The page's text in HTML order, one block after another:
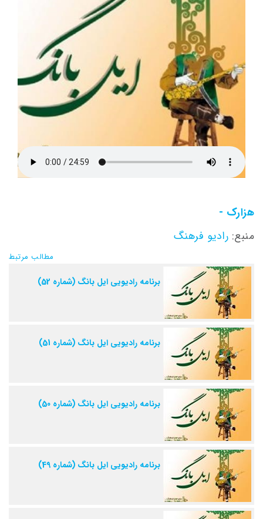
هزارک -
منبع: رادیو فرهنگ
مطالب مرتبط
برنامه رادیویی ایل بانگ (شماره 52)
برنامه رادیویی ایل بانگ (شماره 51)
برنامه رادیویی ایل بانگ (شماره 50)
برنامه رادیویی ایل بانگ (شماره 49)